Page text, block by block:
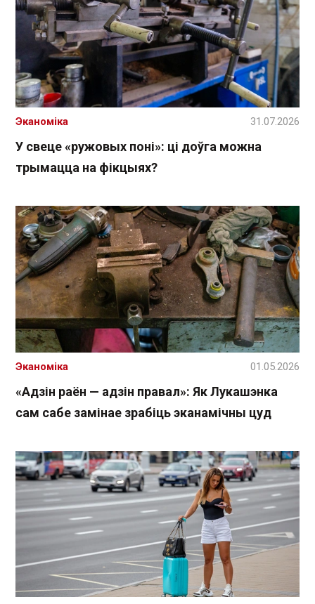
У свеце «ружовых поні»: ці доўга можна
трымацца на фікцыях?
Эканоміка 31.07.2026
«Адзін раён — адзін правал»: Як Лукашэнка
сам сабе замінае зрабіць эканамічны цуд
Эканоміка 01.05.2026